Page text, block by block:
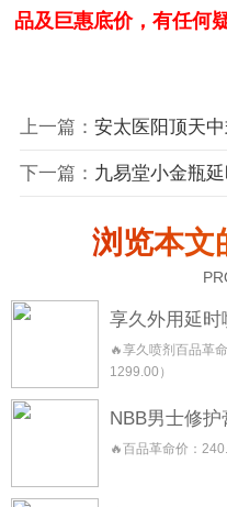
品及巨惠底价，有任何
上一篇： 安太医阳顶天
下一篇： 九易堂小金瓶延
浏览本文
🔥享久喷剂百品革
1299.00）
🔥百品革命价：